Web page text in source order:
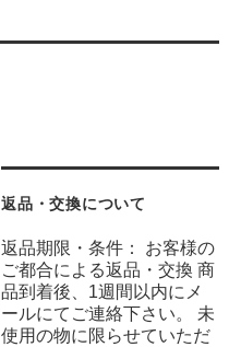
返品・交換について
返品期限・条件： お客様の
ご都合による返品・交換 商
品到着後、1週間以内にメ
ールにてご連絡下さい。 未
使用の物に限らせていただ